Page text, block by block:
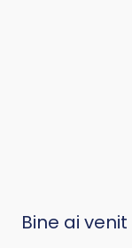
Bine ai venit